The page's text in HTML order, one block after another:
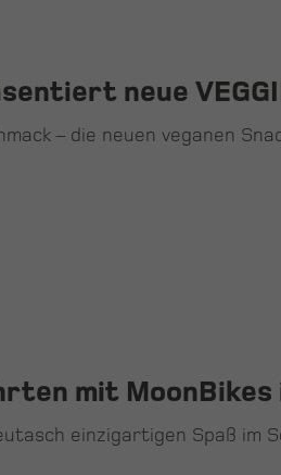
neue
– die neuen veganen
mit
einzigartigen Spaß im